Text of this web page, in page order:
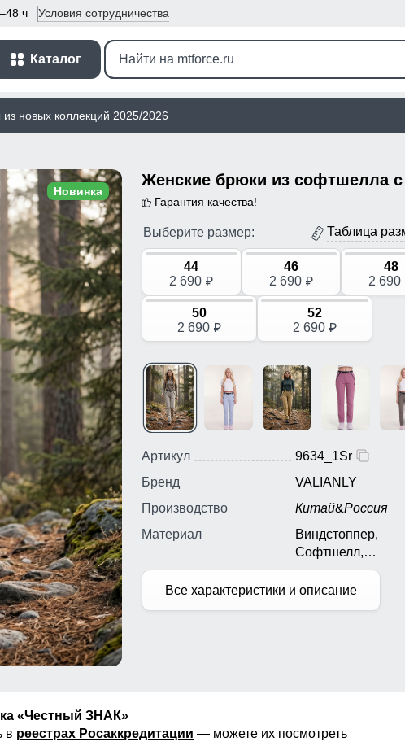
ч Условия сотрудничества
Каталог
новых коллекций 2025/2026
Новинка
Гарантия качества!
Выберите размер: Таблица
44
2 690 p
46
2 690 p
48
2 690
50
2 690 p
52
2 690 p
Артикул
9634_1Sr
Бренд
VALIANLY
Производство
Китай&Россия
Материал
Виндстоппер,
Софтшелл,
Мембранный
Полиэстер
Все характеристики и описание
«Честный ЗНАК»
в реестрах Росаккредитации — можете их посмотреть